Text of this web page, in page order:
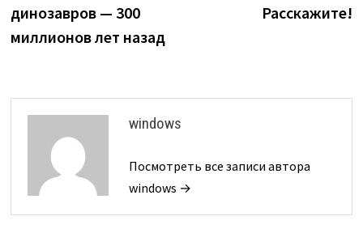
динозавров — 300
миллионов лет назад
Расскажите!
windows
Посмотреть все записи автора
windows →